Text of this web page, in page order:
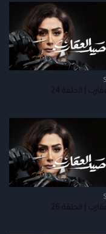
| الحلقة 24
| الحلقة 26